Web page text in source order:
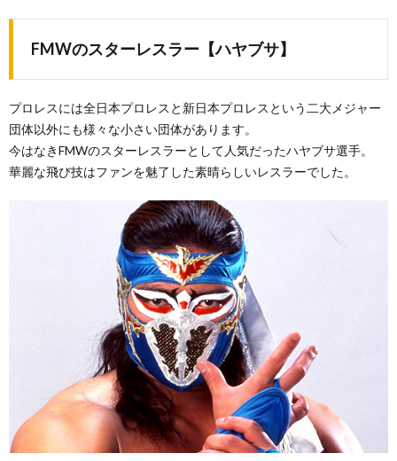
FMWのスターレスラー【ハヤブサ】
プロレスには全日本プロレスと新日本プロレスという二大メジャー
団体以外にも様々な小さい団体があります。
今はなきFMWのスターレスラーとして人気だったハヤブサ選手。
華麗な飛び技はファンを魅了した素晴らしいレスラーでした。